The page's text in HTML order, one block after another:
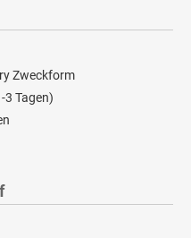
Zweckform
3 Tagen)